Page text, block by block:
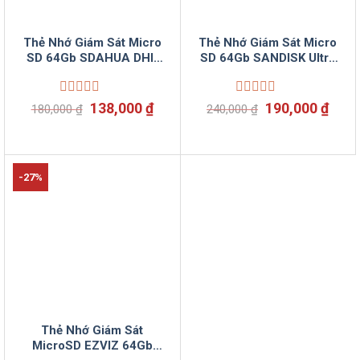
Thẻ Nhớ Giám Sát Micro
SD 64Gb SDAHUA DHI-
Phân Phối
Được
xếp
5
180,000₫ Giá
180,000 ₫.
138,000₫Giá
hiện
là:
Thẻ Nhớ Giám Sát Micro
SD 64Gb SANDISK Ultra
GN6MN 64Gb Vinsun
Phân Phối
Được
xếp
5
240,000₫ Giá
gốc
240,000 ₫.
190,000₫Giá
hiện
là:
-27%
Thẻ Nhớ Giám Sát
MicroSD EZVIZ 64Gb